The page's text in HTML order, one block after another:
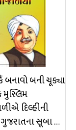
બની ચૂક્યા
મુસ્લિમ
દિલ્હીની
સૂબા …